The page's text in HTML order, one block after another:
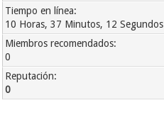
Tiempo en línea:
10 Horas, 37 Minutos, 12 Segundos
Miembros recomendados:
0
Reputación:
0